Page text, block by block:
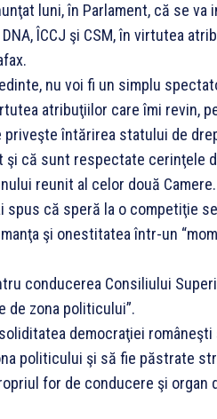
luni, în Parlament, că se
ÎCCJ şi CSM, în virtutea
nu voi fi un simplu
atribuţiilor care îmi revin,
priveşte întărirea statului de
că sunt respectate cerinţele
reunit al celor două Camere.
spus că speră la o competiţie
şi onestitatea într-un
conducerea Consiliului
de zona politicului”.
democraţiei
politicului şi să fie păstrate
for de conducere şi organ